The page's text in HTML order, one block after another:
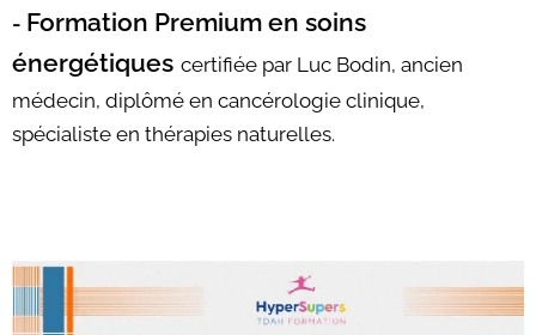
- Formation Premium en soins
énergétiques certifiée par Luc Bodin, ancien
médecin, diplômé en cancérologie clinique,
spécialiste en thérapies naturelles.